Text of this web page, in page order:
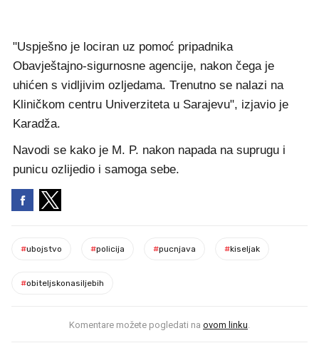
"Uspješno je lociran uz pomoć pripadnika
Obavještajno-sigurnosne agencije, nakon čega je
uhićen s vidljivim ozljedama. Trenutno se nalazi na
Kliničkom centru Univerziteta u Sarajevu", izjavio je
Karadža.
Navodi se kako je M. P. nakon napada na suprugu i
punicu ozlijedio i samoga sebe.
#ubojstvo #policija #pucnjava #kiseljak
#obiteljskonasiljebih
Komentare možete pogledati na ovom linku.